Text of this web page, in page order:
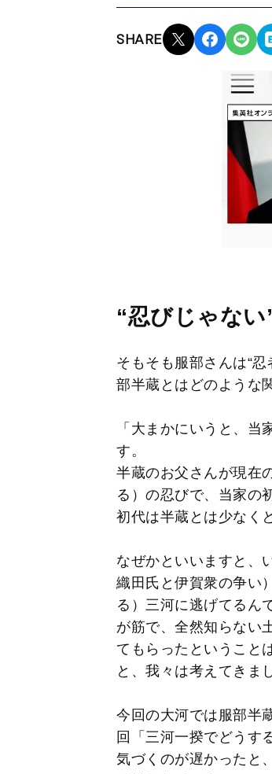
SHARE
“忍びじゃない
そもそも服部さんは“
部半蔵とはどのような
「大まかにいうと、当
す。
半蔵のお父さんが現在
る）の忍びで、当家の
初代は半蔵とは少なく
なぜかといいますと、
織田氏と伊賀衆の争い
る）三河に逃げてるん
が筋で、全然知らない
てもらったということ
と、我々は考えてきま
今回の大河では服部半
回「三河一揆でどうす
気づくのが遅かったと